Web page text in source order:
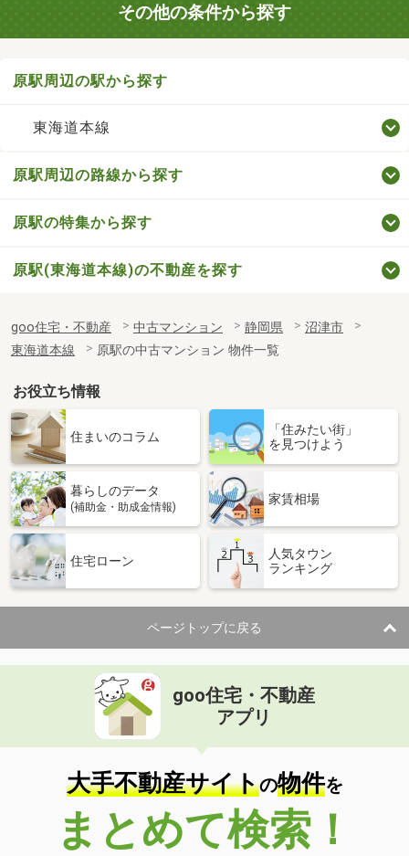
その他の条件から探す
原駅周辺の駅から探す
東海道本線
原駅周辺の路線から探す
原駅の特集から探す
原駅(東海道本線)の不動産を探す
goo住宅・不動産 中古マンション 静岡県
沼津市
東海道本線
原駅の中古マンション 物件一覧
お役立ち情報
住まいのコラム
「住みたい街」
を見つけよう
暮らしのデータ
(補助金・助成金情報)
家賃相場
住宅ローン
人気タウン
ランキング
ページトップに戻る
goo住宅・不動産
アプリ
大手不動産サイトの物件を
まとめて検索！